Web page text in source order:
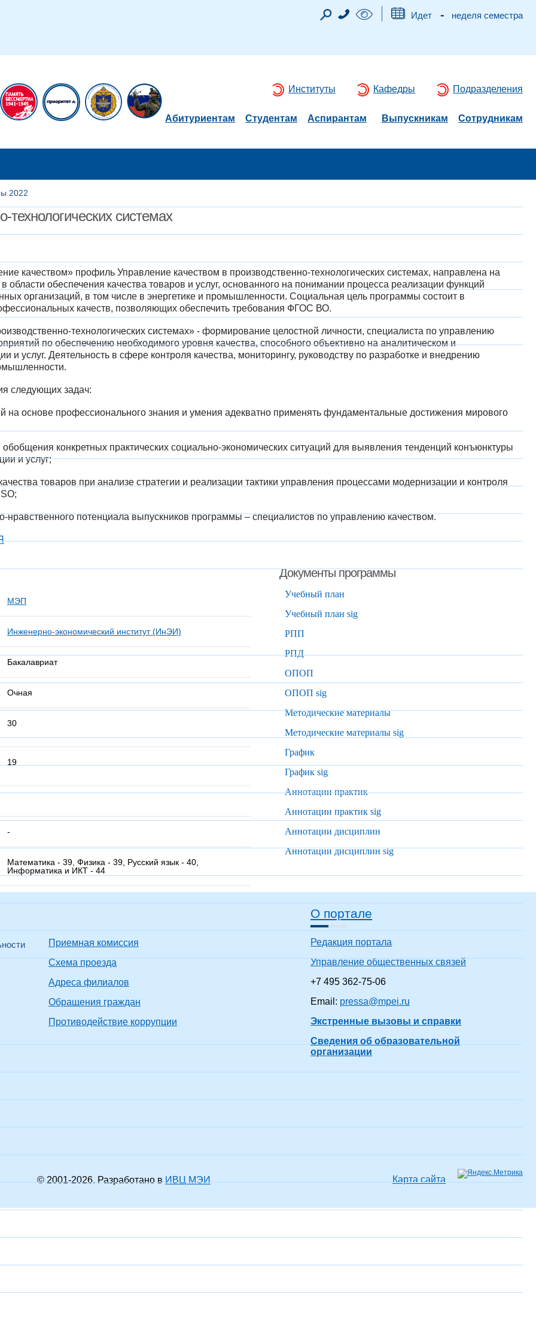
Идет - неделя семестра
Институты Кафедры Подразделения
Абитуриентам Студентам Аспирантам Выпускникам Сотрудникам
2022
технологических системах
качеством» профиль Управление качеством в производственно-технологических системах, направлена на
обеспечения качества товаров и услуг, основанного на понимании процесса реализации функций
организаций, в том числе в энергетике и промышленности. Социальная цель программы состоит в
качеств, позволяющих обеспечить требования ФГОС ВО.
технологических системах» - формирование целостной личности, специалиста по управлению
по обеспечению необходимого уровня качества, способного объективно на аналитическом и
и услуг. Деятельность в сфере контроля качества, мониторингу, руководству по разработке и внедрению
следующих задач:
на основе профессионального знания и умения адекватно применять фундаментальные достижения мирового
конкретных практических социально-экономических ситуаций для выявления тенденций конъюнктуры
и услуг;
товаров при анализе стратегии и реализации тактики управления процессами модернизации и контроля
нравственного потенциала выпускников программы – специалистов по управлению качеством.
МЭП
Инженерно-экономический институт (ИнЭИ)
Бакалавриат
Очная
30
19
-
Математика - 39, Физика - 39, Русский язык - 40,
Информатика и ИКТ - 44
Документы программы
Учебный план
Учебный план sig
РПП
РПД
ОПОП
ОПОП sig
Методические материалы
Методические материалы sig
График
График sig
Аннотации практик
Аннотации практик sig
Аннотации дисциплин
Аннотации дисциплин sig
Приемная комиссия
Схема проезда
Адреса филиалов
Обращения граждан
Противодействие коррупции
О портале
Редакция портала
Управление общественных связей
+7 495 362-75-06
Email: pressa@mpei.ru
Экстренные вызовы и справки
Сведения об образовательной
организации
© 2001-2026. Разработано вИВЦ МЭИ Карта сайта